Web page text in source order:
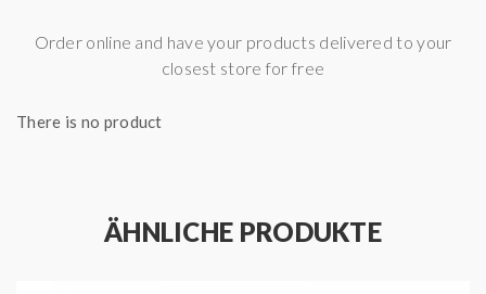
Order online and have your products delivered to your
closest store for free
There is no product
ÄHNLICHE PRODUKTE